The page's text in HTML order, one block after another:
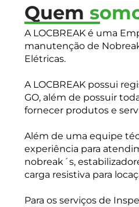
Quem
A LOCBREAK é uma
manutenção de
Elétricas.
A LOCBREAK possui
GO, além de possuir
fornecer produtos e
Além de uma equipe
experiência para
nobreak´s,
carga resistiva para
Para os serviços de